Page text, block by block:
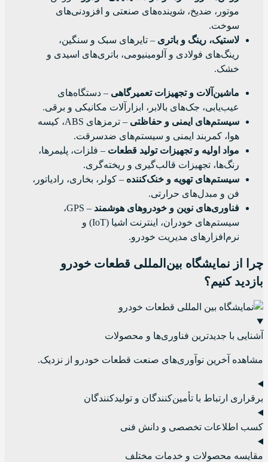
موتور، ضدیخ، شوینده‌های صنعتی و افزودنی‌های
سوخت.
لاستیک، رینگ و باتری – تایرهای سبک و سنگین،
رینگ‌های فولادی و آلومینیومی، باتری‌های اسیدی و
خشک.
ماشین‌آلات و تجهیزات تعمیرگاهی – دستگاه‌های
عیب‌یابی، جک‌های بالابر، ابزارآلات مکانیکی و برقی.
سیستم‌های ایمنی و حفاظتی
– ترمزهای ABS، کیسه
هوا، کمربند ایمنی و سیستم‌های ضدسرقت.
مواد اولیه و تجهیزات تولید قطعات – فلزات، پلیمرها،
رنگ‌ها، تجهیزات قالب‌گیری و ریخته‌گری.
سیستم‌های تهویه و خنک‌کننده – کولر، بخاری، رادیاتور،
فن و مبدل‌های حرارتی.
فناوری‌های نوین و خودروهای هوشمند
– GPS،
سیستم‌های خودران، اینترنت اشیا (IoT) و
نرم‌افزارهای مدیریت خودرو.
چرا از نمایشگاه بین‌المللی قطعات خودرو
بازدید کنیم؟
آشنایی با جدیدترین فناوری‌ها و محصولات
مشاهده آخرین نوآوری‌های صنعت قطعات خودرو از نزدیک.
برقراری ارتباط با تأمین‌کنندگان و تولیدکنندگان
کسب اطلاعات تخصصی و دانش فنی
مقایسه محصولات و خدمات مختلف